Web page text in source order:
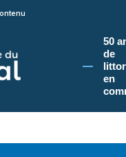
du littoral, vous
50
de
en